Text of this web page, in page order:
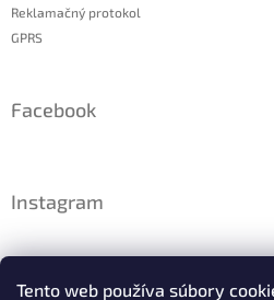
Tento web používa súbory
Reklamačný protokol
GPRS
Facebook
Instagram